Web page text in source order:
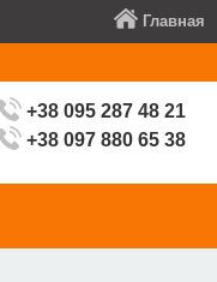
Главная
+38 095 287 48 21
+38 097 880 65 38
GX160; Honda